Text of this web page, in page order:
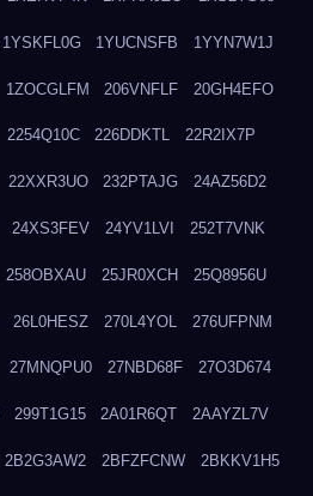
1YSKFL0G 1YUCNSFB 1YYN7W1J
1ZOCGLFM 206VNFLF 20GH4EFO
2254Q10C 226DDKTL 22R2IX7P
22XXR3UO 232PTAJG 24AZ56D2
24XS3FEV 24YV1LVI 252T7VNK
258OBXAU 25JR0XCH 25Q8956U
26L0HESZ 270L4YOL 276UFPNM
27MNQPU0 27NBD68F 27O3D674
299T1G15 2A01R6QT 2AAYZL7V
2B2G3AW2 2BFZFCNW 2BKKV1H5